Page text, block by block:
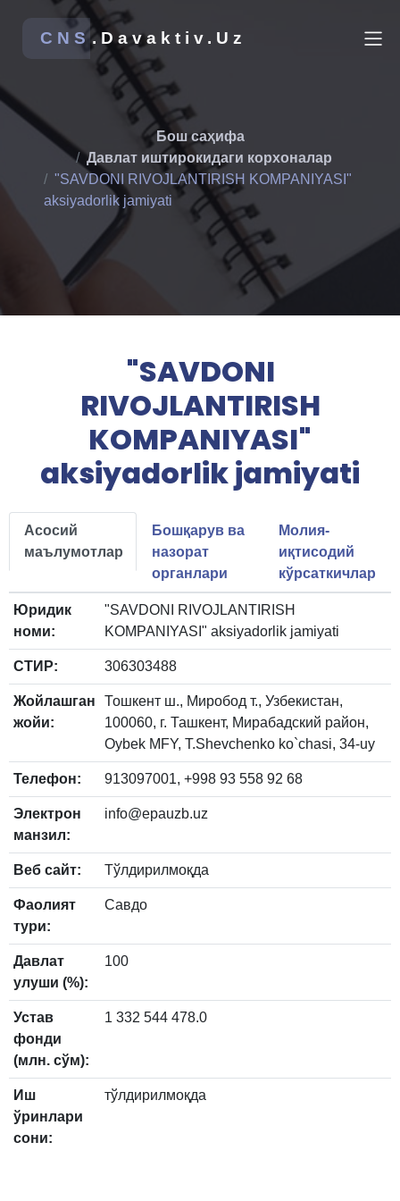
CNS.Davaktiv.Uz
Бош саҳифа
Давлат иштирокидаги корхоналар
"SAVDONI RIVOJLANTIRISH KOMPANIYASI"
aksiyadorlik jamiyati
"SAVDONI
RIVOJLANTIRISH
KOMPANIYASI"
aksiyadorlik jamiyati
Асосий
маълумотлар
Бошқарув ва
назорат
органлари
Молия-
иқтисодий
кўрсаткичлар
Юридик
номи:
"SAVDONI RIVOJLANTIRISH
KOMPANIYASI" aksiyadorlik jamiyati
СТИР: 306303488
Жойлашган
жойи:
Тошкент ш., Миробод т., Узбекистан,
100060, г. Ташкент, Мирабадский район,
Oybek MFY, T.Shevchenko ko`chasi, 34-uy
Телефон: 913097001, +998 93 558 92 68
Электрон
манзил:
info@epauzb.uz
Веб сайт: Тўлдирилмоқда
Фаолият
тури:
Савдо
Давлат
улуши (%):
100
Устав
фонди
(млн. сўм):
1 332 544 478.0
Иш
ўринлари
сони:
тўлдирилмоқда